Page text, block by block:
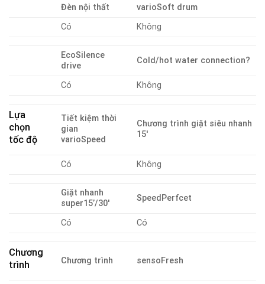
Đèn nội thất
varioSoft drum
Có
Không
EcoSilence
drive
Cold/hot water connection?
Có Không
Lựa
chọn
tốc độ
Tiết kiệm thời
gian
varioSpeed
Chương trình giặt siêu nhanh
15′
Có Không
Giặt nhanh
super15’/30′
SpeedPerfcet
Có Có
Chương
trình
Chương trình sensoFresh